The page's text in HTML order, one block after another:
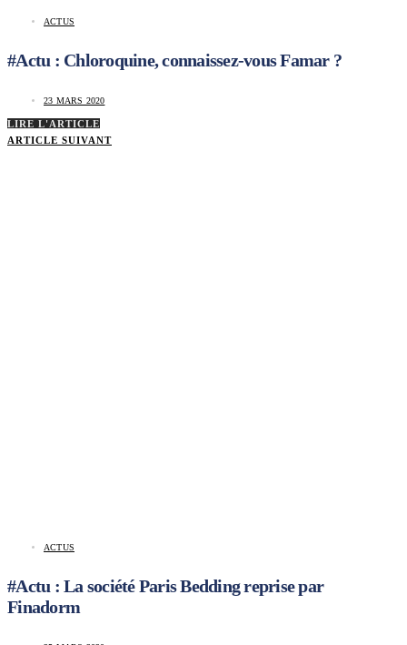
ACTUS
#Actu : Chloroquine, connaissez-vous Famar ?
23 MARS 2020
LIRE L'ARTICLE
ARTICLE SUIVANT
ACTUS
#Actu : La société Paris Bedding reprise par
Finadorm